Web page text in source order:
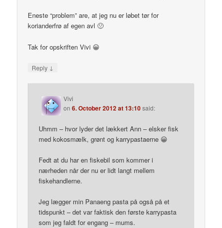
Eneste “problem” are, at jeg nu er løbet tør for
korianderfrø af egen avl 🙁
Tak for opskriften Vivi 😀
Reply ↓
Vivi
on6. October 2012 at 13:10said:
Uhmm – hvor lyder det lækkert Ann – elsker fisk
med kokosmælk, grønt og karrypastaerne 😀
Fedt at du har en fiskebil som kommer i
nærheden når der nu er lidt langt mellem
fiskehandlerne.
Jeg lægger min Panaeng pasta på også på et
tidspunkt – det var faktisk den første karrypasta
som jeg faldt for engang – mums.